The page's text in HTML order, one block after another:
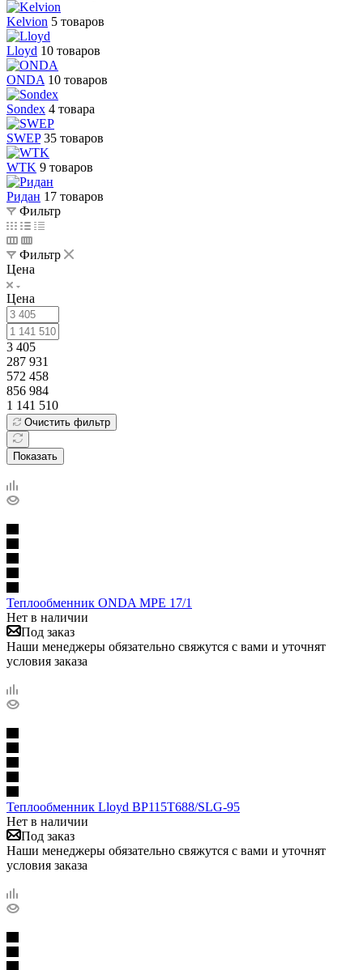
Kelvion 5 товаров
Lloyd 10 товаров
ONDA 10 товаров
Sondex 4 товара
SWEP 35 товаров
WTK 9 товаров
Ридан 17 товаров
Фильтр
Фильтр
Цена
Цена
3 405
287 931
572 458
856 984
1 141 510
Очистить фильтр
Показать
Теплообменник ONDA MPE 17/1
Нет в наличии
Под заказ
Наши менеджеры обязательно свяжутся с вами и уточнят
условия заказа
Теплообменник Lloyd BP115T688/SLG-95
Нет в наличии
Под заказ
Наши менеджеры обязательно свяжутся с вами и уточнят
условия заказа